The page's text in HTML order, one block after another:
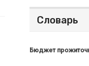
Словарь
Бюджет